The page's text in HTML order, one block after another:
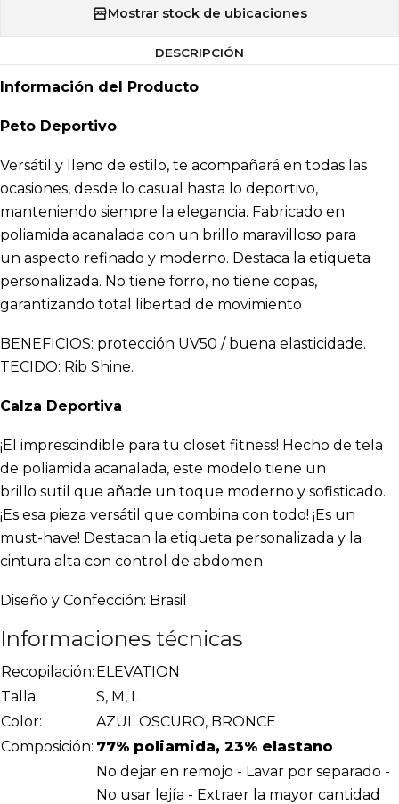
Mostrar stock de ubicaciones
DESCRIPCIÓN
Información del Producto
Peto Deportivo
Versátil y lleno de estilo, te acompañará en todas las
ocasiones, desde lo casual hasta lo deportivo,
manteniendo siempre la elegancia. Fabricado en
poliamida acanalada con un brillo maravilloso para
un aspecto refinado y moderno. Destaca la etiqueta
personalizada. No tiene forro, no tiene copas,
garantizando total libertad de movimiento
BENEFICIOS: protección UV50 / buena elasticidade.
TECIDO: Rib Shine.
Calza Deportiva
¡El imprescindible para tu closet fitness! Hecho de tela
de poliamida acanalada, este modelo tiene un
brillo sutil que añade un toque moderno y sofisticado.
¡Es esa pieza versátil que combina con todo! ¡Es un
must-have! Destacan la etiqueta personalizada y la
cintura alta con control de abdomen
Diseño y Confección: Brasil
Informaciones técnicas
Recopilación: ELEVATION
Talla:
S, M, L
Color:
AZUL OSCURO, BRONCE
Composición: 77% poliamida, 23% elastano
No dejar en remojo - Lavar por separado -
No usar lejía - Extraer la mayor cantidad